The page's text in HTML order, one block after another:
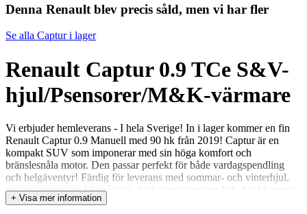
Denna Renault blev precis såld, men vi har fler
Se alla Captur i lager
Renault Captur 0.9 TCe S&V-
hjul/Psensorer/M&K-värmare
Vi erbjuder hemleverans - I hela Sverige! In i lager kommer en fin
Renault Captur 0.9 Manuell med 90 hk från 2019! Captur är en
kompakt SUV som imponerar med sin höga komfort och
bränslesnåla motor. Den passar perfekt för både vardagspendling
och helgäventyr! Färdig för leverans med sommar- och vinterhjul,
motorvärmare med kupéuttag, parkeringssensorer bak, backkamera,
extraljus, farthållare och mycket mer! Kort om bilen: • Blandad
+ Visa mer information